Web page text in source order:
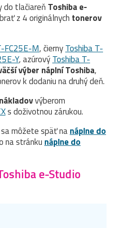
do tlačiareň Toshiba e-
z 4 originálnych tonerov
FC25E-M, čiernyToshiba T-
Y, azúrovýToshiba T-
výber náplní Toshiba,
k dodaniu na druhý deň.
výberom
s doživotnou zárukou.
môžete späť nanáplne do
na stránkunáplne do
e-Studio